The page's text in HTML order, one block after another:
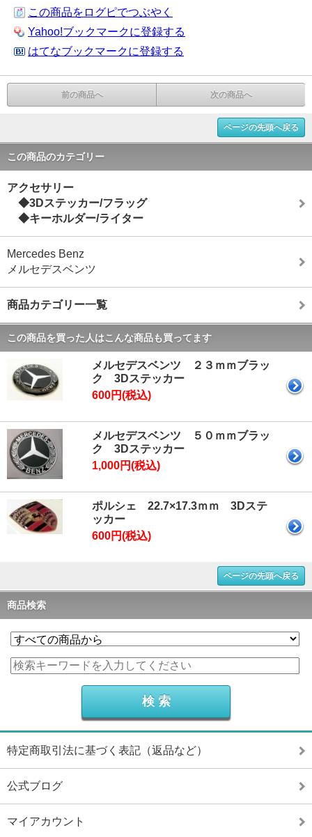
この商品をログピでつぶやく
Yahoo!ブックマークに登録する
はてなブックマークに登録する
前の商品へ 次の商品へ
ページの先頭へ戻る
この商品のカテゴリー
アクセサリー
◆3Dステッカー/フラッグ
◆キーホルダー/ライター
Mercedes Benz
メルセデスベンツ
商品カテゴリー一覧
この商品を買った人はこんな商品も買ってます
メルセデスベンツ ２３ｍｍブラッ
ク 3Dステッカー
600円(税込)
メルセデスベンツ ５０ｍｍブラッ
ク 3Dステッカー
1,000円(税込)
ポルシェ 22.7×17.3ｍｍ 3Dステ
ッカー
600円(税込)
ページの先頭へ戻る
商品検索
特定商取引法に基づく表記（返品など）
公式ブログ
マイアカウント